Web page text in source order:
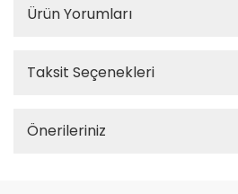
Ürün Yorumları
Taksit Seçenekleri
Önerileriniz